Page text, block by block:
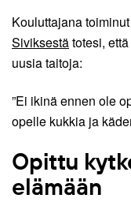
Kouluttajana toiminut
Siviksestätotesi,
uusia taitoja:
”Ei ikinä ennen ole
opelle kukkia ja
Opittu
elämään